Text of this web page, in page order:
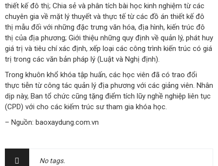
thiết kế đô thị; Chia sẻ và phân tích bài học kinh nghiệm từ các
chuyên gia về mặt lý thuyết và thực tế từ các đồ án thiết kế đô
thị mẫu đối với những đặc trưng văn hóa, địa hình, kiến trúc đô
thị của địa phương; Giới thiệu những quy định về quản lý, phát huy
giá trị và tiêu chí xác định, xếp loại các công trình kiến trúc có giá
trị trong các văn bản pháp lý (Luật và Nghị định).
Trong khuôn khổ khóa tập huấn, các học viên đã có trao đổi
thực tiễn từ công tác quản lý địa phương với các giảng viên. Nhân
dịp này, Ban tổ chức cũng tặng điểm tích lũy nghề nghiệp liên tục
(CPD) với cho các kiếm trúc sư tham gia khóa học.
– Nguồn: baoxaydung.com.vn
No tags.